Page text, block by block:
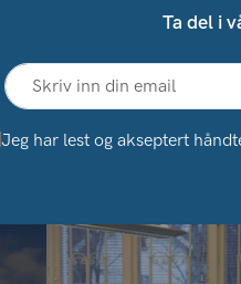
Ta del i
Jeg har lest og akseptert